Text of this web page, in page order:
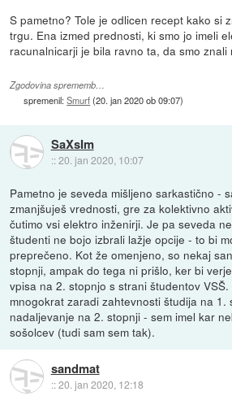
S pametno? Tole je odlicen recept kako si
trgu. Ena izmed prednosti, ki smo jo imeli
racunalnicarji je bila ravno ta, da smo znali
Zgodovina sprememb…
spremenil:Smurf(20. jan 2020 ob 09:07)
SaXsIm
::20. jan 2020, 10:07
Pametno je seveda mišljeno sarkastično -
zmanjšuješ vrednosti, gre za kolektivno
čutimo vsi elektro inženirji. Je pa seveda
študenti ne bojo izbrali lažje opcije - to bi
preprečeno. Kot že omenjeno, so nekaj
stopnji, ampak do tega ni prišlo, ker bi
vpisa na 2. stopnjo s strani študentov
mnogokrat zaradi zahtevnosti študija na 1.
nadaljevanje na 2. stopnji - sem imel kar
sošolcev (tudi sam sem tak).
sandmat
::20. jan 2020, 12:18